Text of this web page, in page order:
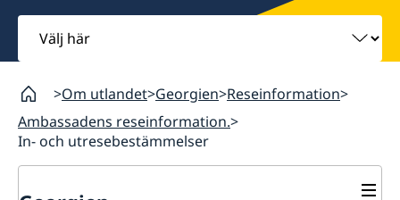
Välj
här
Om utlandet Georgien Reseinformation
Ambassadens reseinformation.
In- och utresebestämmelser